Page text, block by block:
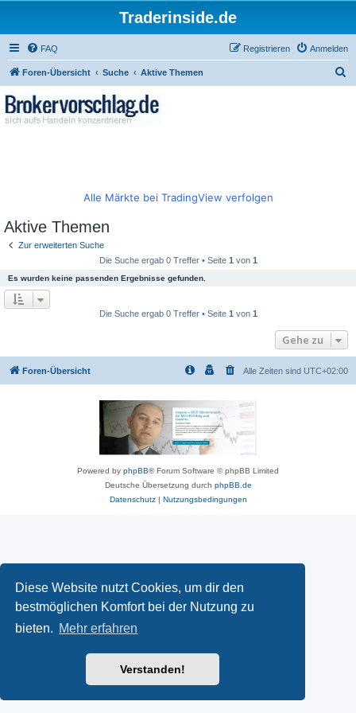
Diese Website nutzt Cookies, um dir den
bestmöglichen Komfort bei der Nutzung zu
bieten. Mehr erfahren
Verstanden!
Traderinside.de
FAQ Anmelden
Registrieren
Foren-Übersicht Suche Aktive Themen
Alle Märkte bei TradingView verfolgen
Aktive Themen
Zur erweiterten Suche
Die Suche ergab 0 Treffer • Seite 1 von 1
Es wurden keine passenden Ergebnisse gefunden.
Die Suche ergab 0 Treffer • Seite 1 von 1
Gehe zu
Foren-Übersicht Alle Zeiten sind UTC+02:00
Powered by phpBB® Forum Software © phpBB Limited
Deutsche Übersetzung durch phpBB.de
Datenschutz| Nutzungsbedingungen